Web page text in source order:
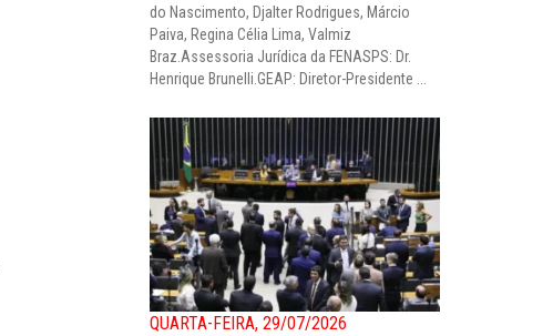
do Nascimento, Djalter Rodrigues, Márcio
Paiva, Regina Célia Lima, Valmiz
Braz.Assessoria Jurídica da FENASPS: Dr.
Henrique Brunelli.GEAP: Diretor-Presidente ...
QUARTA-FEIRA, 29/07/2026